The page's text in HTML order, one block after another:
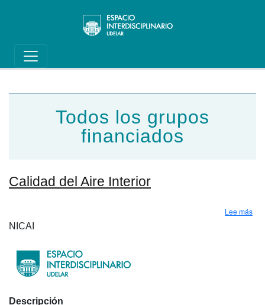
Main navigation
Todos los grupos
financiados
Calidad del Aire Interior
Lee más
NICAI
Descripción